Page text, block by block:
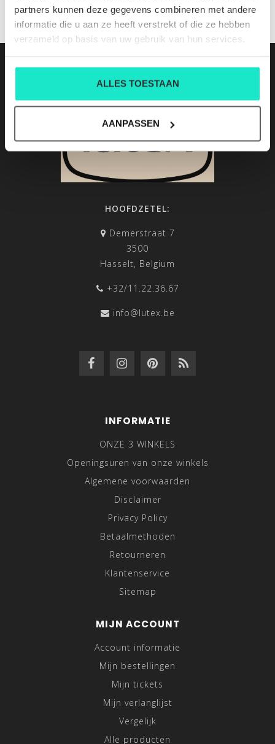
partners kunnen deze gegevens combineren met andere
informatie die u aan ze heeft verstrekt of die ze hebben
verzameld op basis van uw gebruik van hun services.
ALLES TOESTAAN
AANPASSEN
HOOFDZETEL:
Demerstraat 7
3500
Hasselt, Belgium
+32/11.22.36.67
info@lutex.be
INFORMATIE
ONZE 3 WINKELS
Openingsuren van onze winkels
Algemene voorwaarden
Disclaimer
Privacy Policy
Betaalmethoden
Retourneren
Klantenservice
Sitemap
MIJN ACCOUNT
Account informatie
Mijn bestellingen
Mijn tickets
Mijn verlanglijst
Vergelijk
Alle producten